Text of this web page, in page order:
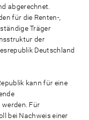
abgerechnet.
für die Renten-,
Träger
der
Deutschland
kann für eine
Für
bei Nachweis einer